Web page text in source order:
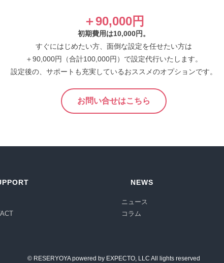
＋90,000円
初期費用は10,000円。
すぐにはじめたい方、面倒な設定を任せたい方は
＋90,000円（合計100,000円）で設定代行いたします。
設定後の、サポートも充実しているおススメのオプションです。
お問い合せはこちら
NEWS
ニュース
コラム
© RESERYOYApowered by EXPECTO, LLC All lights reserved